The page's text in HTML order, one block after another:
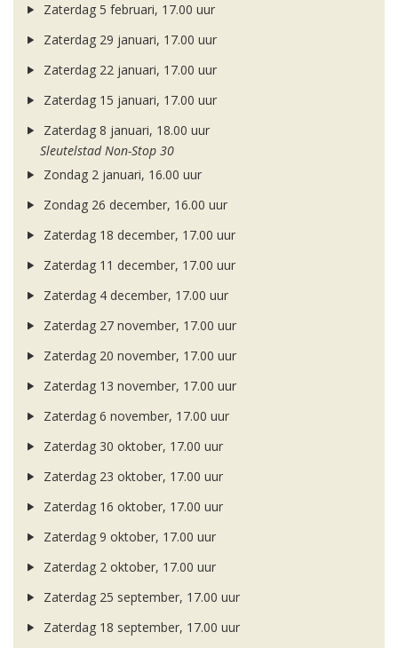
Zaterdag 5 februari, 17.00 uur
Zaterdag 29 januari, 17.00 uur
Zaterdag 22 januari, 17.00 uur
Zaterdag 15 januari, 17.00 uur
Zaterdag 8 januari, 18.00 uur
Sleutelstad Non-Stop 30
Zondag 2 januari, 16.00 uur
Zondag 26 december, 16.00 uur
Zaterdag 18 december, 17.00 uur
Zaterdag 11 december, 17.00 uur
Zaterdag 4 december, 17.00 uur
Zaterdag 27 november, 17.00 uur
Zaterdag 20 november, 17.00 uur
Zaterdag 13 november, 17.00 uur
Zaterdag 6 november, 17.00 uur
Zaterdag 30 oktober, 17.00 uur
Zaterdag 23 oktober, 17.00 uur
Zaterdag 16 oktober, 17.00 uur
Zaterdag 9 oktober, 17.00 uur
Zaterdag 2 oktober, 17.00 uur
Zaterdag 25 september, 17.00 uur
Zaterdag 18 september, 17.00 uur